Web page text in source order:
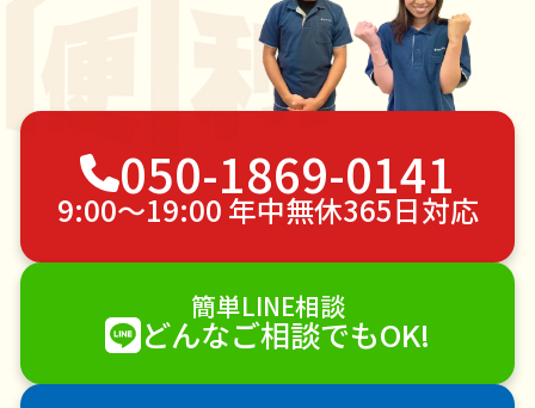
050-1869-0141
9:00〜19:00 年中無休365日対応
簡単LINE相談
どんなご相談でもOK!